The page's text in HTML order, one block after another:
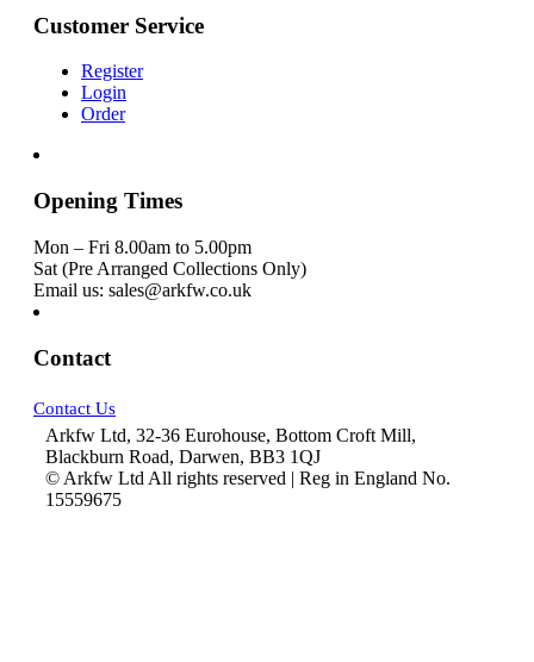
Customer Service
Register
Login
Order
Opening Times
Mon – Fri 8.00am to 5.00pm
Sat (Pre Arranged Collections Only)
Email us: sales@arkfw.co.uk
Contact
Contact Us
Arkfw Ltd, 32-36 Eurohouse, Bottom Croft Mill,
Blackburn Road, Darwen, BB3 1QJ
© Arkfw Ltd All rights reserved | Reg in England No.
15559675